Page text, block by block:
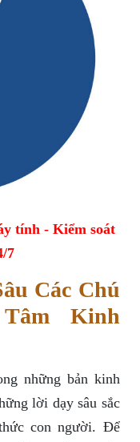
tính - Kiểm soát
7
Các Chú
Kinh
những bản kinh
lời dạy sâu sắc
con người. Để